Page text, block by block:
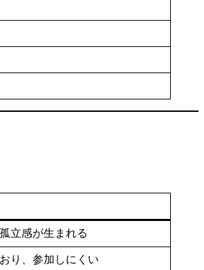
立感が生まれる
り、参加しにくい